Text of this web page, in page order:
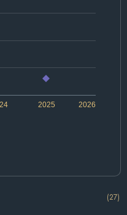
2026
2025
(27)